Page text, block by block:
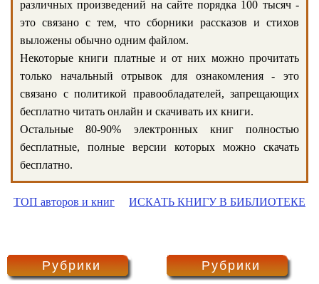
различных произведений на сайте порядка 100 тысяч -
это связано с тем, что сборники рассказов и стихов
выложены обычно одним файлом.
Некоторые книги платные и от них можно прочитать
только начальный отрывок для ознакомления - это
связано с политикой правообладателей, запрещающих
бесплатно читать онлайн и скачивать их книги.
Остальные 80-90% электронных книг полностью
бесплатные, полные версии которых можно скачать
бесплатно.
ТОП авторов и книг ИСКАТЬ КНИГУ В БИБЛИОТЕКЕ
Рубрики Рубрики